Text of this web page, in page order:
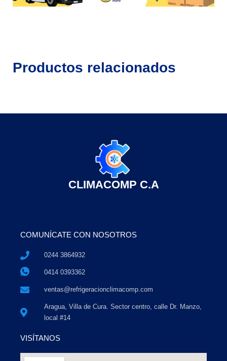
Productos relacionados
CLIMACOMP C.A
COMUNÍCATE CON NOSOTROS
0244 3864932
0414 0393362
ventas@refrigeracionclimacomp.com
Aragua, Villa de Cura. Sector centro, calle Dr. Manzo,
local #14
VISÍTANOS